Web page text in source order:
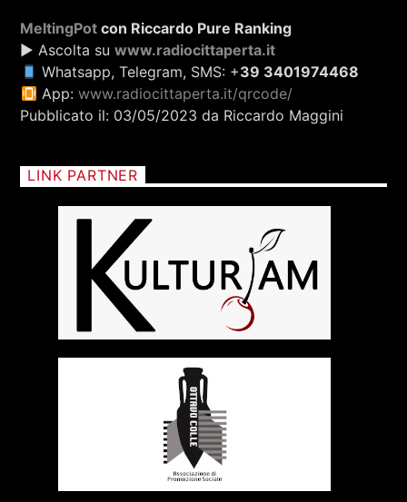
MeltingPot con Riccardo Pure Ranking
▶ Ascolta suwww.radiocittaperta.it
Whatsapp, Telegram, SMS: +39 3401974468
App: www.radiocittaperta.it/qrcode/
Pubblicato il: 03/05/2023 da Riccardo Maggini
LINK PARTNER